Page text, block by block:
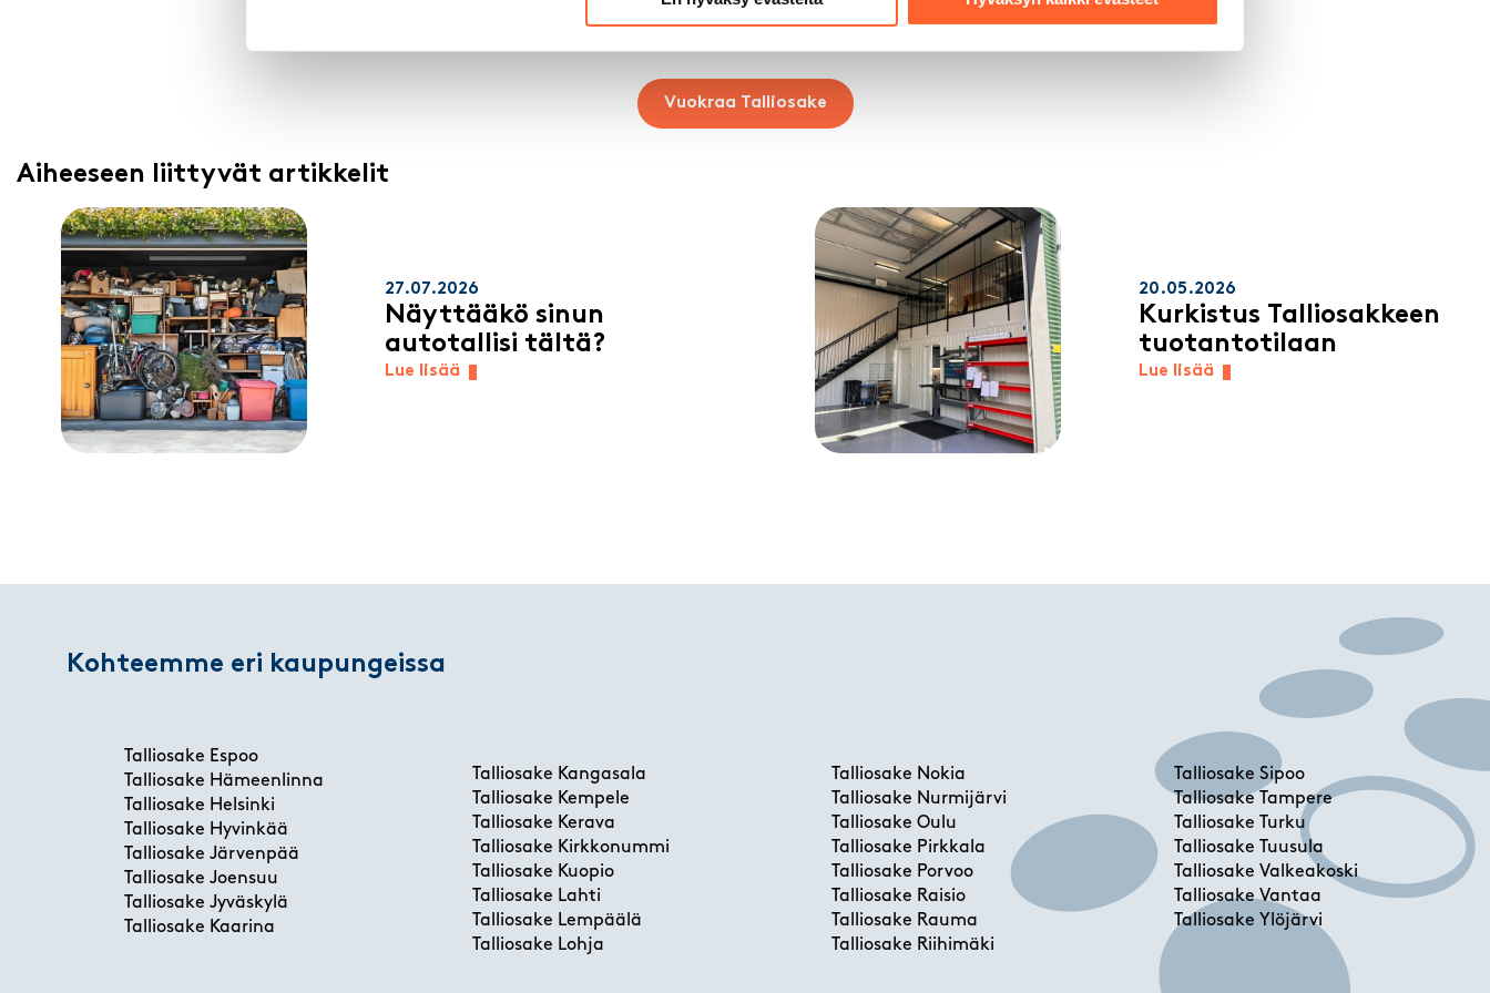
Vuokraa Talliosake
Aiheeseen liittyvät artikkelit
27.07.2026
Näyttääkö sinun
autotallisi tältä?
Lue lisää
20.05.2026
Kurkistus Talliosakkeen
tuotantotilaan
Lue lisää
Kohteemme eri kaupungeissa
Talliosake Espoo
Talliosake Hämeenlinna
Talliosake Helsinki
Talliosake Hyvinkää
Talliosake Järvenpää
Talliosake Joensuu
Talliosake Jyväskylä
Talliosake Kaarina
Talliosake Kangasala
Talliosake Kempele
Talliosake Kerava
Talliosake Kirkkonummi
Talliosake Kuopio
Talliosake Lahti
Talliosake Lempäälä
Talliosake Lohja
Talliosake Nokia
Talliosake Nurmijärvi
Talliosake Oulu
Talliosake Pirkkala
Talliosake Porvoo
Talliosake Raisio
Talliosake Rauma
Talliosake Riihimäki
Talliosake Sipoo
Talliosake Tampere
Talliosake Turku
Talliosake Tuusula
Talliosake Valkeakoski
Talliosake Vantaa
Talliosake Ylöjärvi